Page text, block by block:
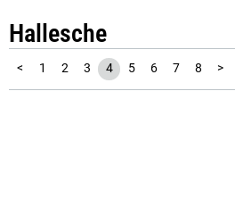
Hallesche
< 1 2 3 4 5 6 7 8 >